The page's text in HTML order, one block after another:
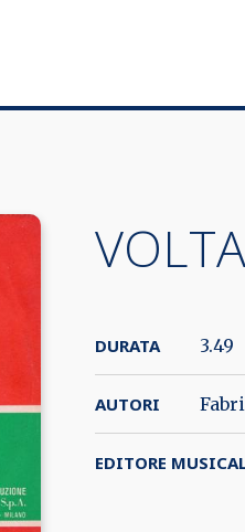
DURATA 3.49
AUTORI
EDITORE